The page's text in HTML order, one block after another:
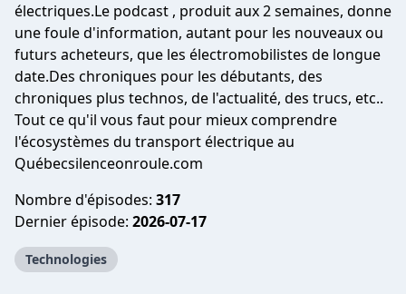
électriques.Le podcast , produit aux 2 semaines, donne
une foule d'information, autant pour les nouveaux ou
futurs acheteurs, que les électromobilistes de longue
date.Des chroniques pour les débutants, des
chroniques plus technos, de l'actualité, des trucs, etc..
Tout ce qu'il vous faut pour mieux comprendre
l'écosystèmes du transport électrique au
Québecsilenceonroule.com
Nombre d'épisodes: 317
Dernier épisode: 2026-07-17
Technologies